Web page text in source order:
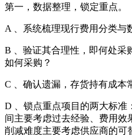
第一，数据整理，锁定重点。
A 、系统梳理现行费用分类与
B 、验证其合理性，即何处采
如何采购？
C 、确认遗漏，存货持有成本
D 、锁点重点项目的两大标准
间主要考虑过去经验、费用效
削减难度主要考虑供应商的可